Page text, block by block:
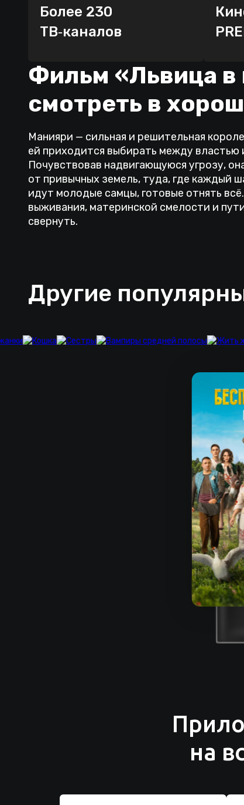
Более 230
ТВ‑каналов
Фильм «Львица в
смотреть в
Манияри — сильная и решительная
ей приходится выбирать между
Почувствовав надвигающуюся угрозу,
от привычных земель, туда, где каждый
идут молодые самцы, готовые отнять
выживания, материнской смелости и
свернуть.
Другие
на